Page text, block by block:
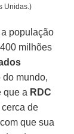
Unidas.)
população
milhões
mundo,
que a RDC
de
que sua